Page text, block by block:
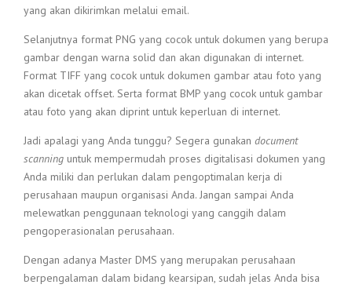
yang akan dikirimkan melalui email.
Selanjutnya format PNG yang cocok untuk dokumen yang berupa
gambar dengan warna solid dan akan digunakan di internet.
Format TIFF yang cocok untuk dokumen gambar atau foto yang
akan dicetak offset. Serta format BMP yang cocok untuk gambar
atau foto yang akan diprint untuk keperluan di internet.
Jadi apalagi yang Anda tunggu? Segera gunakan document
scanning untuk mempermudah proses digitalisasi dokumen yang
Anda miliki dan perlukan dalam pengoptimalan kerja di
perusahaan maupun organisasi Anda. Jangan sampai Anda
melewatkan penggunaan teknologi yang canggih dalam
pengoperasionalan perusahaan.
Dengan adanya Master DMS yang merupakan perusahaan
berpengalaman dalam bidang kearsipan, sudah jelas Anda bisa